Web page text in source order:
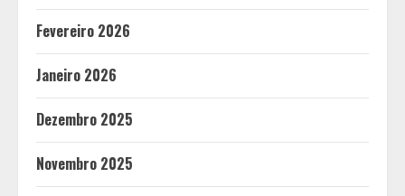
Fevereiro 2026
Janeiro 2026
Dezembro 2025
Novembro 2025